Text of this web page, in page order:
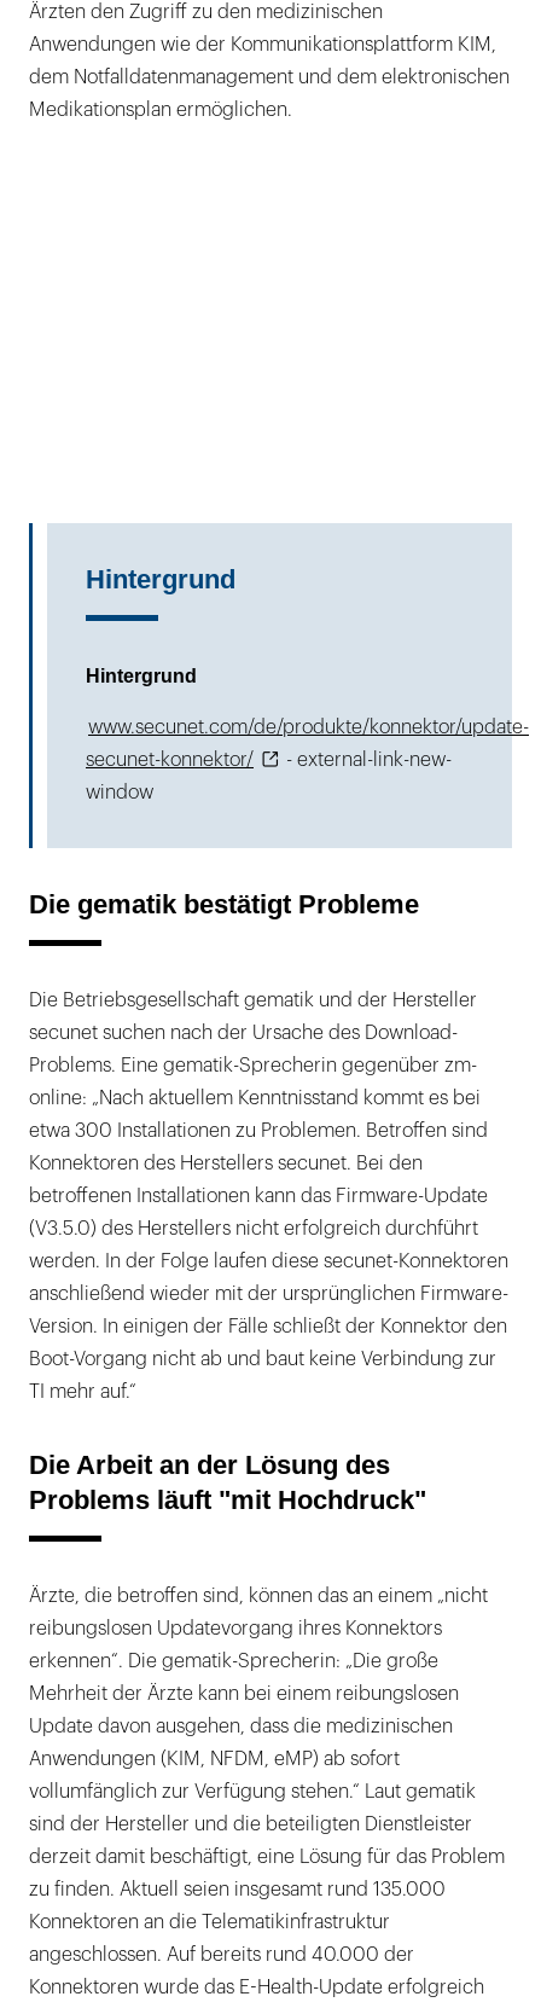
Ärzten den Zugriff zu den medizinischen
Anwendungen wie der Kommunikationsplattform KIM,
dem Notfalldatenmanagement und dem elektronischen
Medikationsplan ermöglichen.
Hintergrund
Hintergrund
www.secunet.com/de/produkte/konnektor/update-
secunet-konnektor/
- external-link-new-
window
Die gematik bestätigt Probleme
Die Betriebsgesellschaft gematik und der Hersteller
secunet suchen nach der Ursache des Download-
Problems. Eine gematik-Sprecherin gegenüber zm-
online: „Nach aktuellem Kenntnisstand kommt es bei
etwa 300 Installationen zu Problemen. Betroffen sind
Konnektoren des Herstellers secunet. Bei den
betroffenen Installationen kann das Firmware-Update
(V3.5.0) des Herstellers nicht erfolgreich durchführt
werden. In der Folge laufen diese secunet-Konnektoren
anschließend wieder mit der ursprünglichen Firmware-
Version. In einigen der Fälle schließt der Konnektor den
Boot-Vorgang nicht ab und baut keine Verbindung zur
TI mehr auf.“
Die Arbeit an der Lösung des
Problems läuft "mit Hochdruck"
Ärzte, die betroffen sind, können das an einem „nicht
reibungslosen Updatevorgang ihres Konnektors
erkennen“. Die gematik-Sprecherin: „Die große
Mehrheit der Ärzte kann bei einem reibungslosen
Update davon ausgehen, dass die medizinischen
Anwendungen (KIM, NFDM, eMP) ab sofort
vollumfänglich zur Verfügung stehen.“ Laut gematik
sind der Hersteller und die beteiligten Dienstleister
derzeit damit beschäftigt, eine Lösung für das Problem
zu finden. Aktuell seien insgesamt rund 135.000
Konnektoren an die Telematikinfrastruktur
angeschlossen. Auf bereits rund 40.000 der
Konnektoren wurde das E-Health-Update erfolgreich